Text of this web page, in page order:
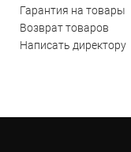
Гарантия на товары
Возврат товаров
Написать директору